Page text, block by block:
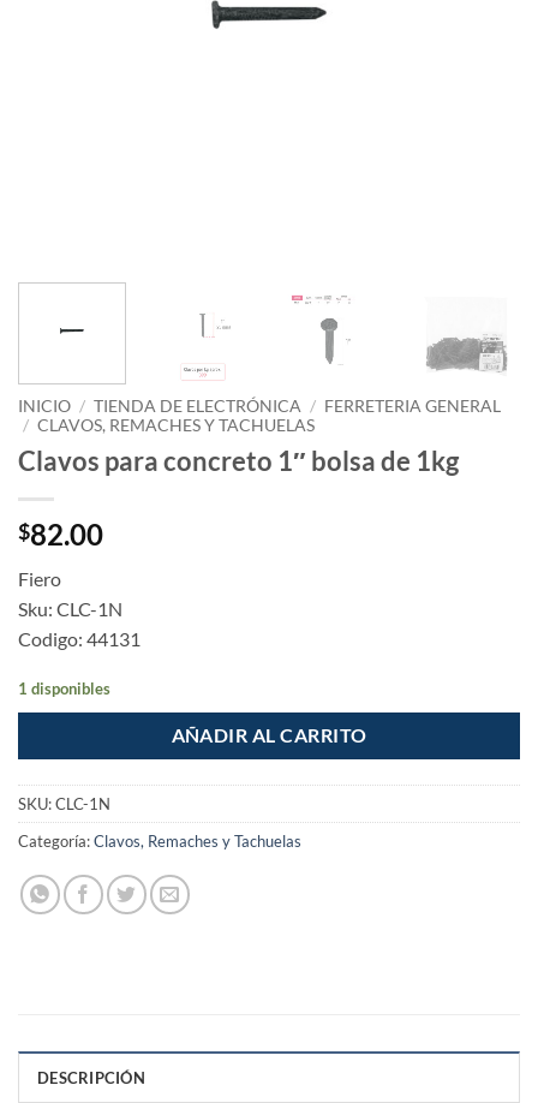
INICIO / TIENDA DE ELECTRÓNICA / FERRETERIA GENERAL
/ CLAVOS, REMACHES Y TACHUELAS
Clavos para concreto 1″ bolsa de 1kg
$82.00
Fiero
Sku: CLC-1N
Codigo: 44131
1 disponibles
AÑADIR AL CARRITO
SKU:CLC-1N
Categoría:Clavos, Remaches y Tachuelas
DESCRIPCIÓN